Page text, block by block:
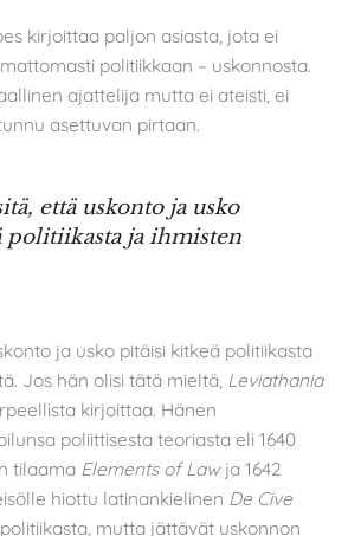
kirjoittaa paljon asiasta, jota ei
politiikkaan – uskonnosta.
ajattelija mutta ei ateisti, ei
asettuvan pirtaan.
että uskonto ja usko
politiikasta ja ihmisten
ja usko pitäisi kitkeä politiikasta
Jos hän olisi tätä mieltä, Leviathania
kirjoittaa. Hänen
poliittisesta teoriasta eli 1640
tilaama Elements of Lawja 1642
hiottu latinankielinen De Cive
mutta jättävät uskonnon